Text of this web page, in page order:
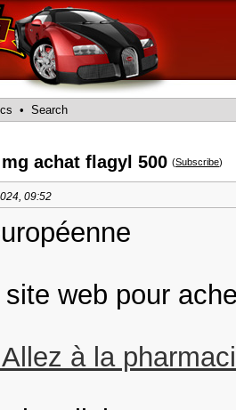
• Search
achat flagyl 500 (Subscribe)
09:52
web pour
à la